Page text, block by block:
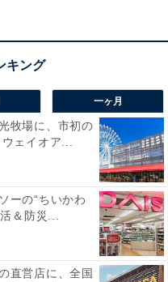
一ヶ月
牧場に、市初の
ェイオア...
ーの“ちいかわ
＆防災...
直営店に、全国